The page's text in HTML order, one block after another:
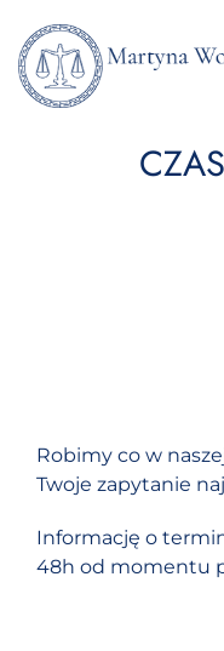
do
zawartości
Referencje
Blog
Robimy co w
Twoje zapytanie
Informację o
48h od momentu